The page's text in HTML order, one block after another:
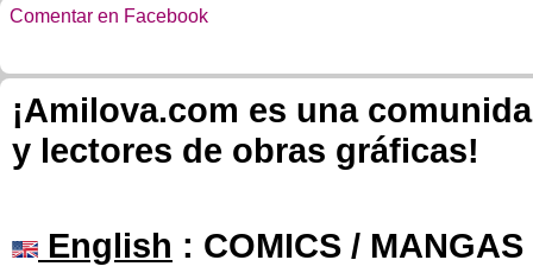
Comentar en Facebook
¡Amilova.com es una
y lectores de obras gráficas!
English : COMICS /